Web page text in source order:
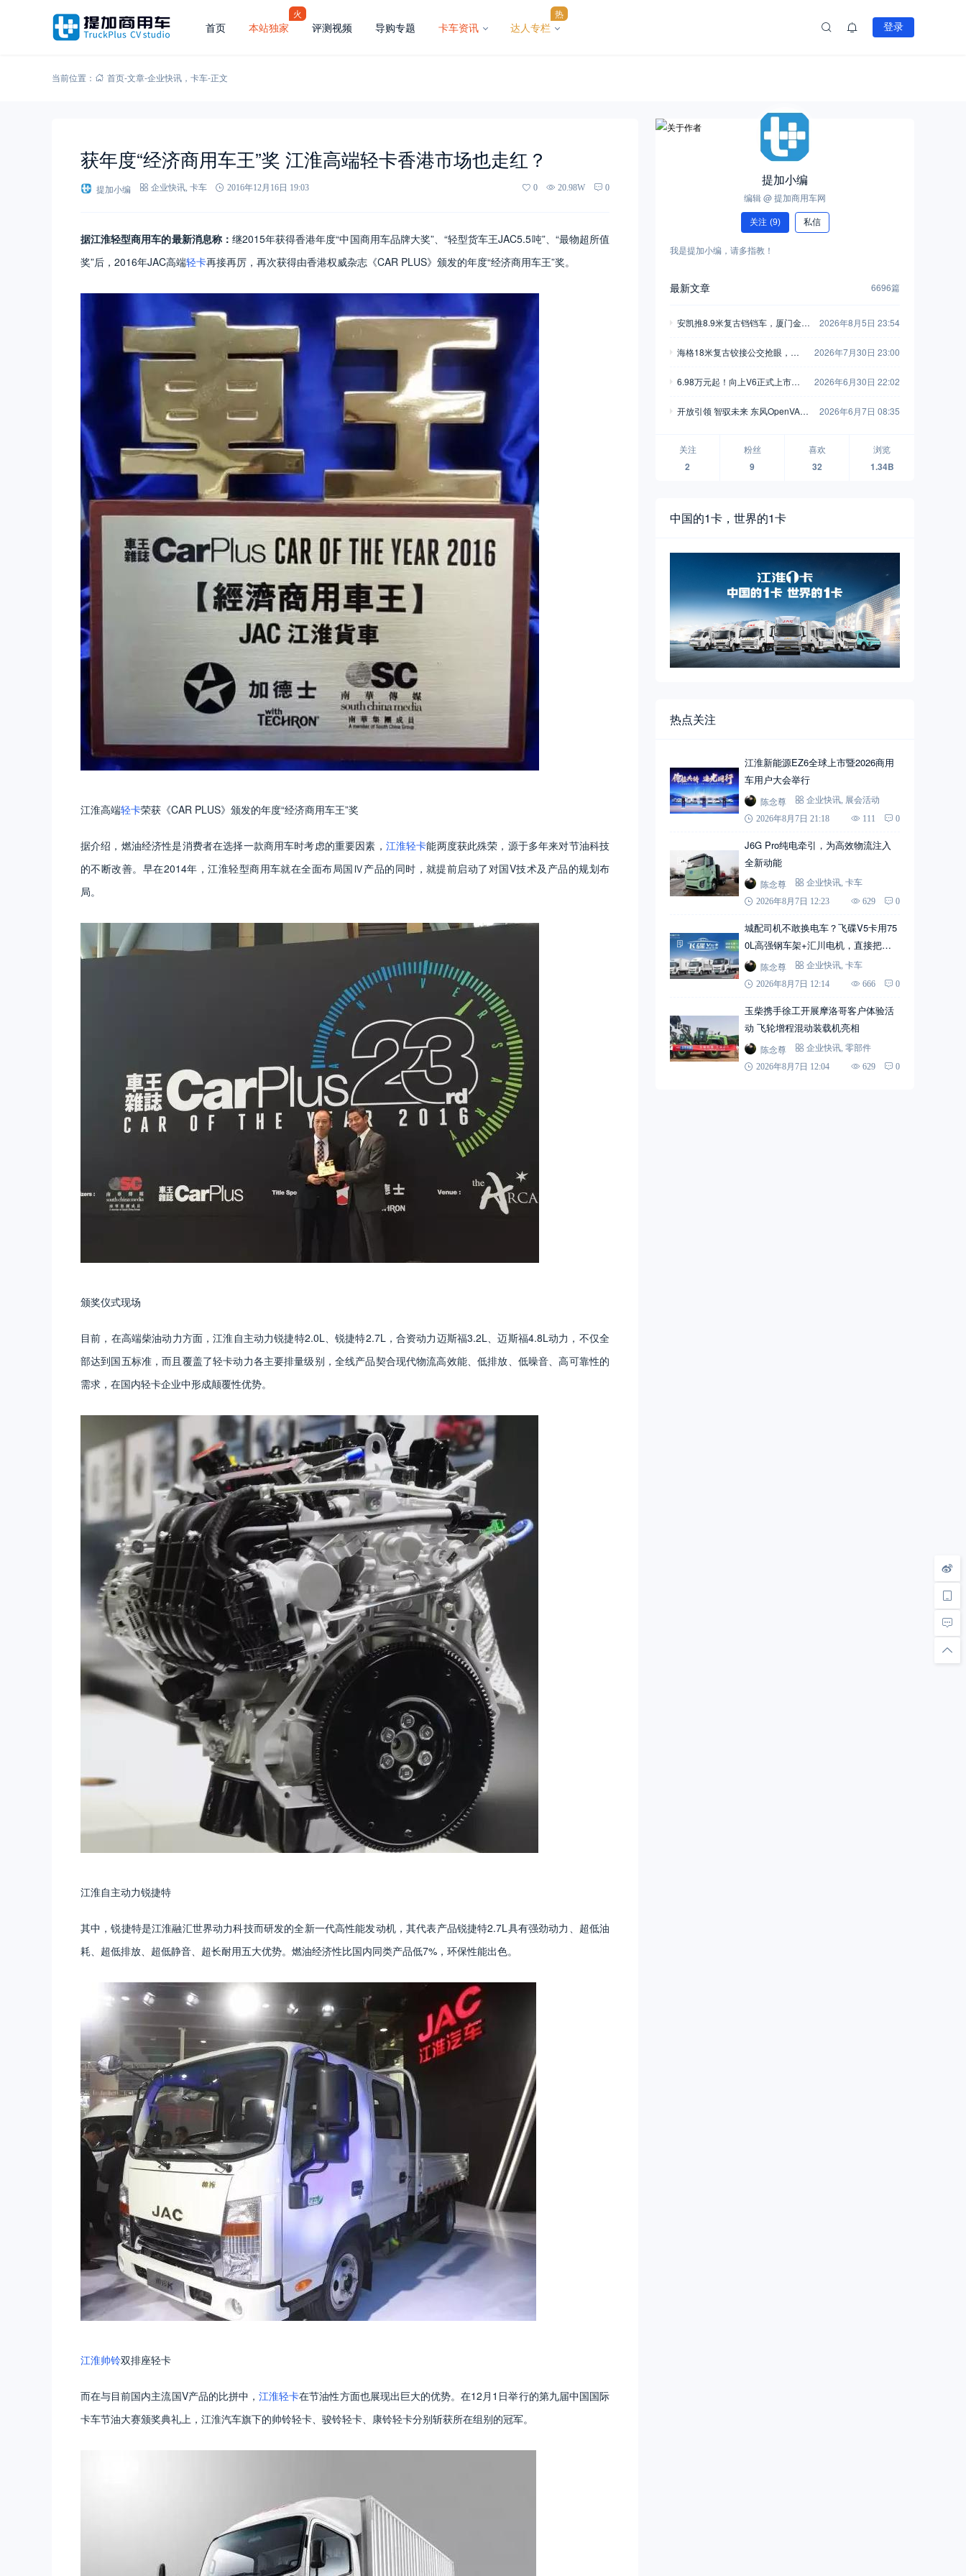
首页 本站独家
火
评测视频 导购专题 卡车资讯 达人专栏
热
登录
当前位置： 首页-文章-企业快讯 ， 卡车-正文
获年度“经济商用车王”奖 江淮高端轻卡香港市场也走红？
提加小编 企业快讯 卡车 2016年12月16日 19:03 0 20.98W 0
据江淮轻型商用车的最新消息称： 继2015年获得香港年度“中国商用车品牌大奖”、“轻型货车王JAC5.5吨”、“最物超所值
奖”后，2016年JAC高端轻卡再接再厉，再次获得由香港权威杂志《CAR PLUS》颁发的年度“经济商用车王”奖。
江淮高端轻卡荣获《CAR PLUS》颁发的年度“经济商用车王”奖
据介绍，燃油经济性是消费者在选择一款商用车时考虑的重要因素， 江淮轻卡能两度获此殊荣，源于多年来对节油科技
的不断改善。早在2014年，江淮轻型商用车就在全面布局国Ⅳ产品的同时，就提前启动了对国V技术及产品的规划布
局。
颁奖仪式现场
目前，在高端柴油动力方面，江淮自主动力锐捷特2.0L、锐捷特2.7L，合资动力迈斯福3.2L、迈斯福4.8L动力，不仅全
部达到国五标准，而且覆盖了轻卡动力各主要排量级别，全线产品契合现代物流高效能、低排放、低噪音、高可靠性的
需求，在国内轻卡企业中形成颠覆性优势。
江淮自主动力锐捷特
其中，锐捷特是江淮融汇世界动力科技而研发的全新一代高性能发动机，其代表产品锐捷特2.7L具有强劲动力、超低油
耗、超低排放、超低静音、超长耐用五大优势。燃油经济性比国内同类产品低7%，环保性能出色。
江淮帅铃双排座轻卡
而在与目前国内主流国V产品的比拼中，江淮轻卡在节油性方面也展现出巨大的优势。在12月1日举行的第九届中国国际
卡车节油大赛颁奖典礼上，江淮汽车旗下的帅铃轻卡、骏铃轻卡、康铃轻卡分别斩获所在组别的冠军。
提加小编
编辑 @ 提加商用车网
关注 (9) 私信
我是提加小编，请多指教！
最新文章 6696篇
安凯推8.9米复古铛铛车，厦门金龙
9批新产品公示之M类客车篇（中）
2026年8月5日 23:54
海格18米复古铰接公交抢眼，大
8-409批新产品公示之M类客车篇
2026年7月30日 23:00
6.98万元起！向上V6正式上市，
新标杆
2026年6月30日 22:02
开放引领 智驭未来 东风OpenVAN
2026年6月7日 08:35
关注
2
粉丝
9
喜欢
32
浏览
1.34B
中国的1卡，世界的1卡
热点关注
江淮新能源EZ6全球上市暨2026商用
车用户大会举行
陈念尊 企业快讯
展会活动
2026年8月7日 21:18
111 0
J6G Pro纯电牵引，为高效物流注入
全新动能
陈念尊 企业快讯 卡车
2026年8月7日 12:23
629 0
城配司机不敢换电车？飞碟V5卡用75
0L高强钢车架+汇川电机，直接把信
心拉满陈念尊 企业快讯 卡车
2026年8月7日 12:14
666 0
玉柴携手徐工开展摩洛哥客户体验活
动 飞轮增程混动装载机亮相
陈念尊 企业快讯 零部件
2026年8月7日 12:04
629 0